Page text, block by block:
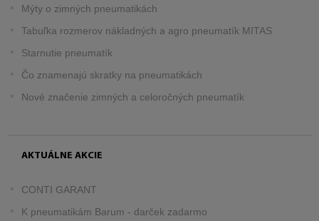
Mýty o zimných pneumatikách
Tabuľka rozmerov nákladných a agro pneumatík MITAS
Starnutie pneumatík
Čo znamenajú skratky na pneumatikách
Nové značenie zimných a celoročných pneumatík
AKTUÁLNE AKCIE
CONTI GARANT
K pneumatikám Barum - darček zadarmo